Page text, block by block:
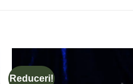
Reduceri!